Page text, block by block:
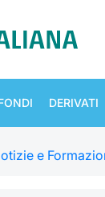
DERIVATI
e